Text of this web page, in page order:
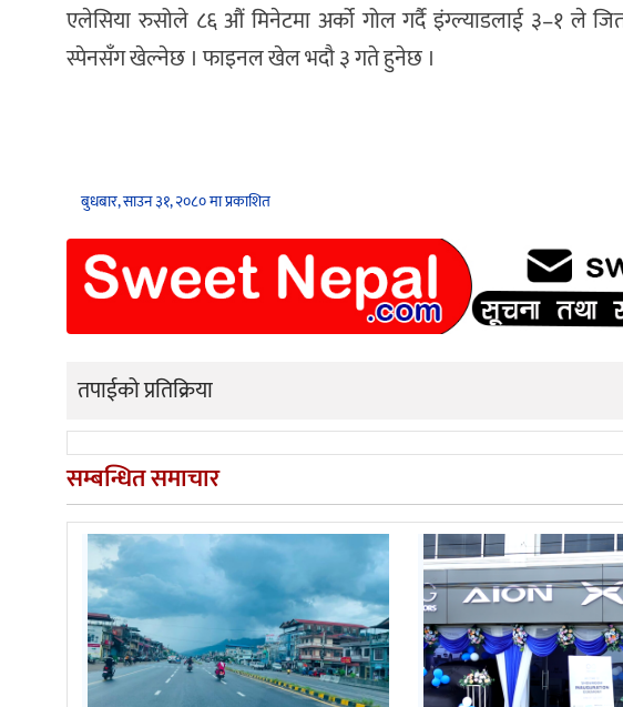
एलेसिया रुसोले ८६ औं मिनेटमा अर्को गोल गर्दै इंग्ल्याडलाई ३–१ ले
स्पेनसँग खेल्नेछ । फाइनल खेल भदौ ३ गते हुनेछ ।
बुधबार, साउन ३१, २०८० मा प्रकाशित
तपाईको प्रतिक्रिया
सम्बन्धित समाचार